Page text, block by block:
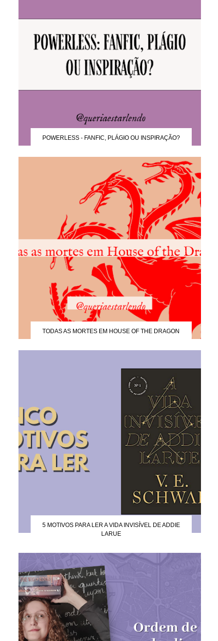
POWERLESS - FANFIC, PLÁGIO OU INSPIRAÇÃO?
TODAS AS MORTES EM HOUSE OF THE DRAGON
5 MOTIVOS PARA LER A VIDA INVISÍVEL DE ADDIE
LARUE